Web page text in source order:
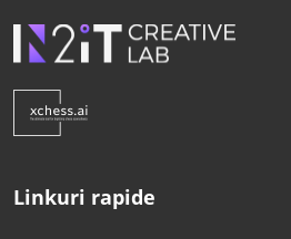
Linkuri rapide